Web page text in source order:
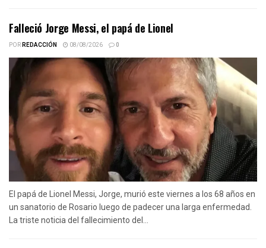
Falleció Jorge Messi, el papá de Lionel
PORREDACCIÓN 08/08/2026 0
El papá de Lionel Messi, Jorge, murió este viernes a los 68 años en
un sanatorio de Rosario luego de padecer una larga enfermedad.
La triste noticia del fallecimiento del...